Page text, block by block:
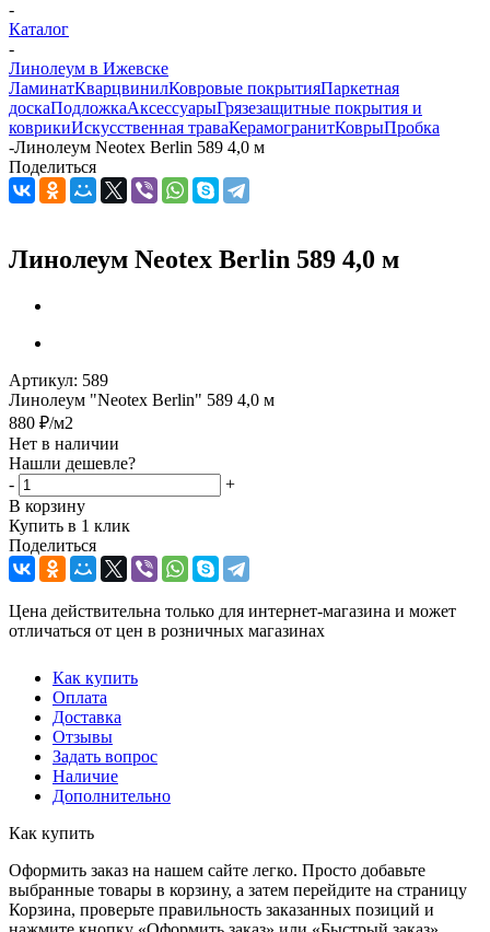
-
Каталог
-
Линолеум в Ижевске
ЛаминатКварцвинилКовровые покрытияПаркетная
доскаПодложкаАксессуарыГрязезащитные покрытия и
коврикиИскусственная траваКерамогранитКоврыПробка
-Линолеум Neotex Berlin 589 4,0 м
Поделиться
Линолеум Neotex Berlin 589 4,0 м
Артикул: 589
Линолеум "Neotex Berlin" 589 4,0 м
880 ₽/м2
Нет в наличии
Нашли дешевле?
-
+
В корзину
Купить в 1 клик
Поделиться
Цена действительна только для интернет-магазина и может
отличаться от цен в розничных магазинах
Как купить
Оплата
Доставка
Отзывы
Задать вопрос
Наличие
Дополнительно
Как купить
Оформить заказ на нашем сайте легко. Просто добавьте
выбранные товары в корзину, а затем перейдите на страницу
Корзина, проверьте правильность заказанных позиций и